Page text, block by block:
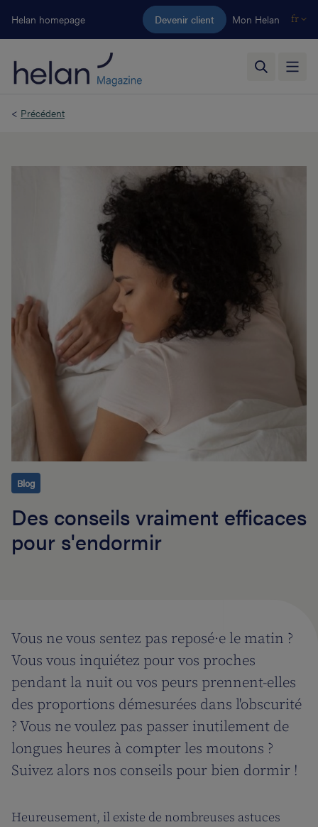
Aller au contenu principal
Helan homepage Devenir client Mon Helan fr
< Précédent
Blog
Des conseils vraiment efficaces
pour s'endormir
Vous ne vous sentez pas reposé·e le matin ?
Vous vous inquiétez pour vos proches
pendant la nuit ou vos peurs prennent-elles
des proportions démesurées dans l'obscurité
? Vous ne voulez pas passer inutilement de
longues heures à compter les moutons ?
Suivez alors nos conseils pour bien dormir !
Heureusement, il existe de nombreuses astuces